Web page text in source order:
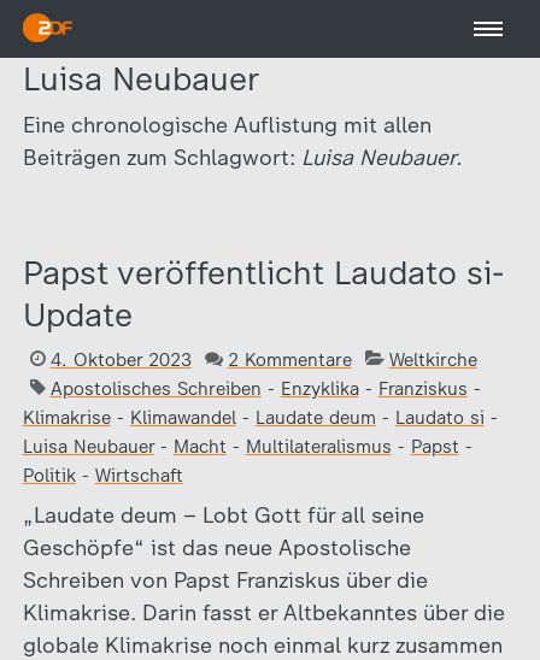
Luisa Neubauer
Eine chronologische Auflistung mit allen
Beiträgen zum Schlagwort: Luisa Neubauer.
Papst veröffentlicht Laudato si-
Update
4. Oktober 2023 2 Kommentare
Weltkirche
Apostolisches Schreiben - Enzyklika- Franziskus -
Klimakrise- Klimawandel- Laudate deum - Laudato si -
Luisa Neubauer- Macht - Multilateralismus - Papst -
Politik- Wirtschaft
„Laudate deum – Lobt Gott für all seine
Geschöpfe“ ist das neue Apostolische
Schreiben von Papst Franziskus über die
Klimakrise. Darin fasst er Altbekanntes über die
globale Klimakrise noch einmal kurz zusammen